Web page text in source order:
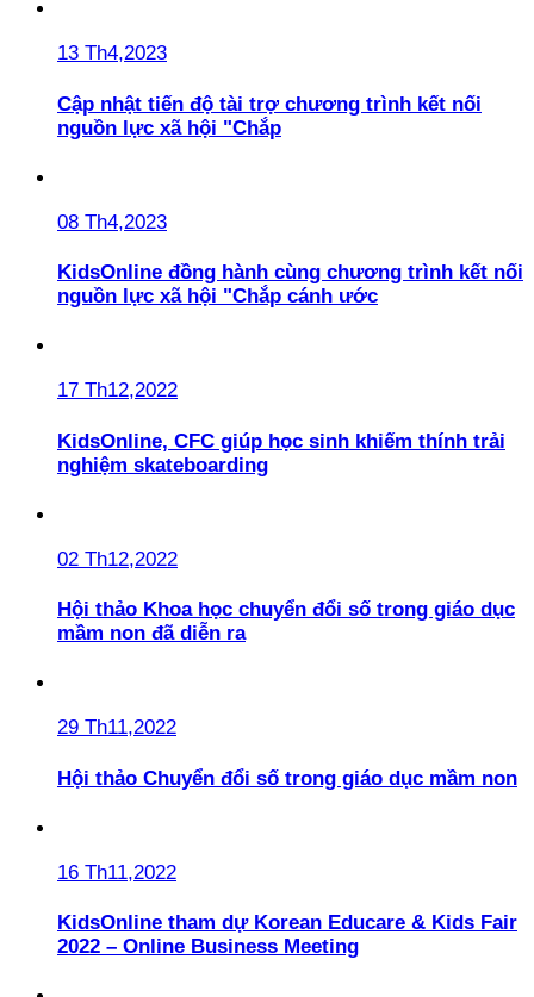
13 Th4,2023
Cập nhật tiến độ tài trợ chương trình kết nối
nguồn lực xã hội "Chắp
08 Th4,2023
KidsOnline đồng hành cùng chương trình kết nối
nguồn lực xã hội "Chắp cánh ước
17 Th12,2022
KidsOnline, CFC giúp học sinh khiếm thính trải
nghiệm skateboarding
02 Th12,2022
Hội thảo Khoa học chuyển đổi số trong giáo dục
mầm non đã diễn ra
29 Th11,2022
Hội thảo Chuyển đổi số trong giáo dục mầm non
16 Th11,2022
KidsOnline tham dự Korean Educare & Kids Fair
2022 – Online Business Meeting